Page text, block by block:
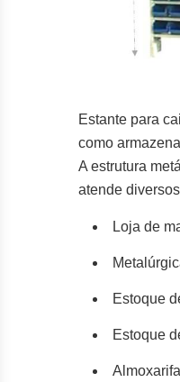
Estante para
como
A estrutura
atende
Loja de
Estoque
Estoque